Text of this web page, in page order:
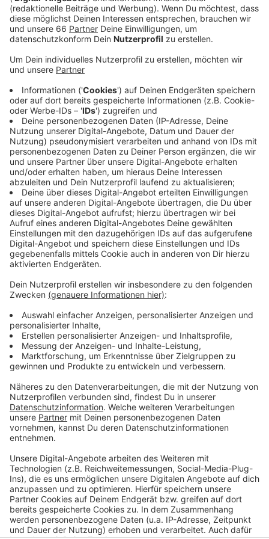
Anzeige
Da der Flughafen ein sensibler Sicherheitsbereich sei,
gehe man mit solchen Hinweisen sehr sensibel um, so
für den auch ein Bombenentschärfer vor Ort war, nach
gut fünf Stunden beendet werden. Der Verdacht auf
eine Bombe hatte sich nicht bestätigt. Wegen des
Polizeieinsatzes gab es Auswirkungen auf den Straßen
und im Luftverkehr. Die Zufahrten Richtung Abflug und
Ankunft am Flughafen waren vorübergehend gesperrt
worden. Im Flugverkehr kam es zu Verspätungen von
15 bis 20 Minuten, meldet der Flughafen.
Anzeige
Weitere Infos und Links zum Thema:
Anzeige
So hat die Polizei über Twitter informiert
Tweet der Polizei zum Ende des Einsatzes
Die Homepage des Düsseldorfer Flughafens
So hat die RP über den Vorfall berichtet
Anzeige
Anzeige